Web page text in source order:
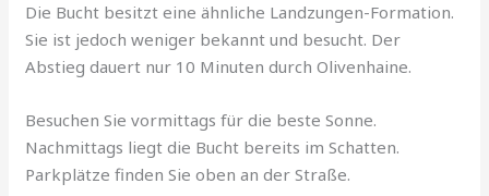
Die Bucht besitzt eine ähnliche Landzungen-Formation.
Sie ist jedoch weniger bekannt und besucht. Der
Abstieg dauert nur 10 Minuten durch Olivenhaine.
Besuchen Sie vormittags für die beste Sonne.
Nachmittags liegt die Bucht bereits im Schatten.
Parkplätze finden Sie oben an der Straße.